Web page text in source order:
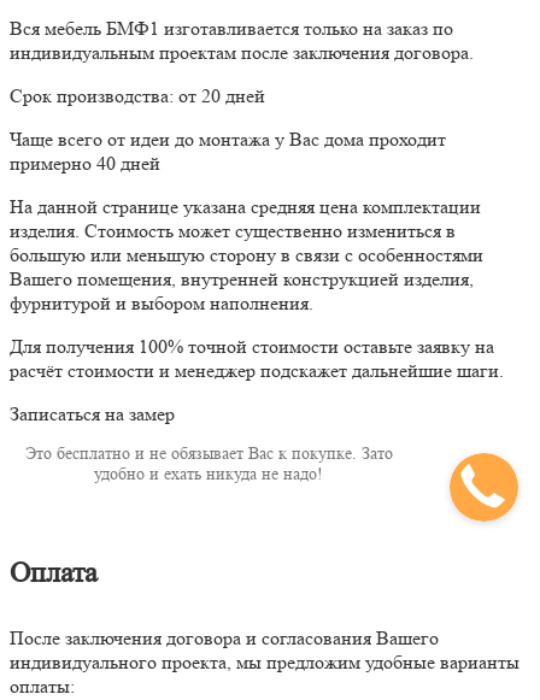
Вся мебель БМФ1 изготавливается только на заказ по
индивидуальным проектам после заключения договора.
Срок производства: от 20 дней
Чаще всего от идеи до монтажа у Вас дома проходит
примерно 40 дней
На данной странице указана средняя цена комплектации
изделия. Стоимость может существенно измениться в
большую или меньшую сторону в связи с особенностями
Вашего помещения, внутренней конструкцией изделия,
фурнитурой и выбором наполнения.
Для получения 100% точной стоимости оставьте заявку на
расчёт стоимости и менеджер подскажет дальнейшие шаги.
Записаться на замер
Это бесплатно и не обязывает Вас к покупке. Зато
удобно и ехать никуда не надо!
Оплата
После заключения договора и согласования Вашего
индивидуального проекта, мы предложим удобные варианты
оплаты: